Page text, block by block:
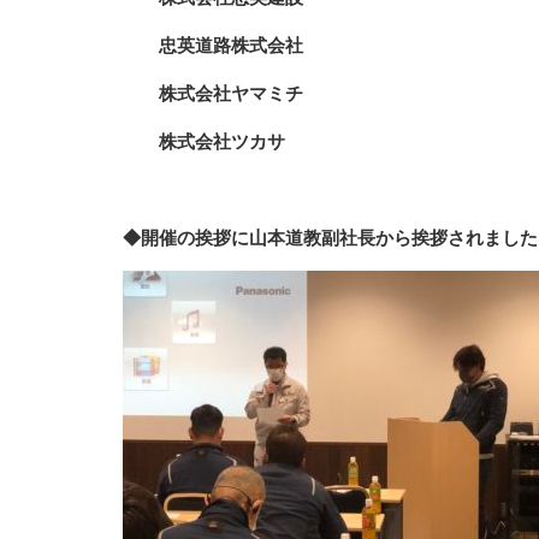
忠英道路株式会社
株式会社ヤマミチ
株式会社ツカサ
◆開催の挨拶に山本道教副社長から挨拶されまし